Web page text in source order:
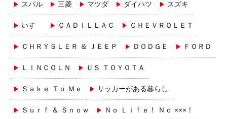
スバル 三菱 マツダ ダイハツ スズキ
いすゞ ＣＡＤＩＬＬＡＣ ＣＨＥＶＲＯＬＥＴ
ＣＨＲＹＳＬＥＲ ＆ ＪＥＥＰ ＤＯＤＧＥ ＦＯＲＤ
ＬＩＮＣＯＬＮ ＵＳ ＴＯＹＯＴＡ
Ｓａｋｅ Ｔｏ Ｍｅ サッカーがある暮らし
Ｓｕｒｆ ＆ Ｓｎｏｗ Ｎｏ Ｌｉｆｅ！ Ｎｏ ×××！